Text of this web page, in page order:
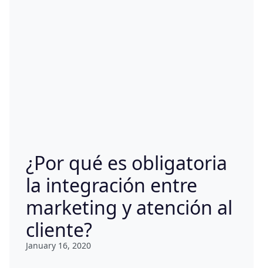
¿Por qué es obligatoria
la integración entre
marketing y atención al
cliente?
January 16, 2020